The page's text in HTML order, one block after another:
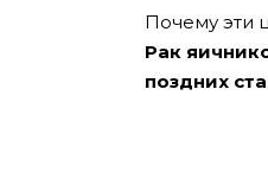
Почему эти
Рак
поздних